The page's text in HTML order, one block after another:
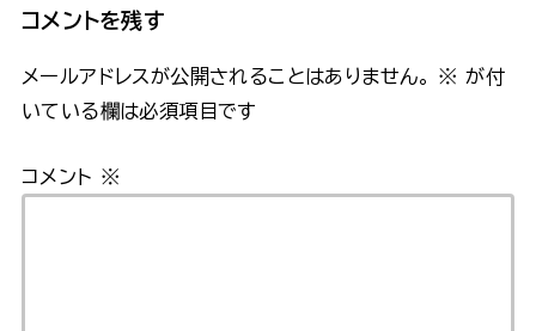
コメントを残す
メールアドレスが公開されることはありません。 ※ が付
いている欄は必須項目です
コメント ※